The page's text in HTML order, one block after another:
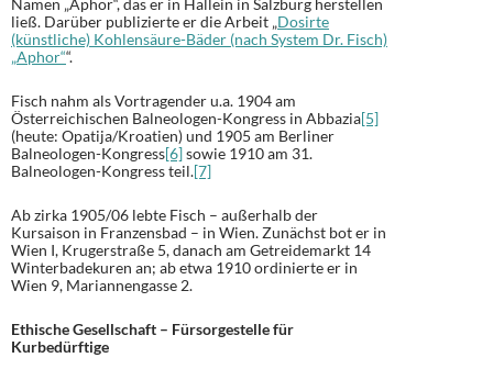
Namen „Aphor“, das er in Hallein in Salzburg herstellen
ließ. Darüber publizierte er die Arbeit „Dosirte
(künstliche) Kohlensäure-Bäder (nach System Dr. Fisch)
„Aphor““.
Fisch nahm als Vortragender u.a. 1904 am
Österreichischen Balneologen-Kongress in Abbazia[5]
(heute: Opatija/Kroatien) und 1905 am Berliner
Balneologen-Kongress[6]sowie 1910 am 31.
Balneologen-Kongress teil.[7]
Ab zirka 1905/06 lebte Fisch – außerhalb der
Kursaison in Franzensbad – in Wien. Zunächst bot er in
Wien I, Krugerstraße 5, danach am Getreidemarkt 14
Winterbadekuren an; ab etwa 1910 ordinierte er in
Wien 9, Mariannengasse 2.
Ethische Gesellschaft – Fürsorgestelle für
Kurbedürftige